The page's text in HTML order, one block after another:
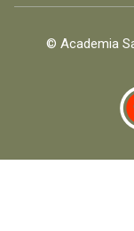
© Academia